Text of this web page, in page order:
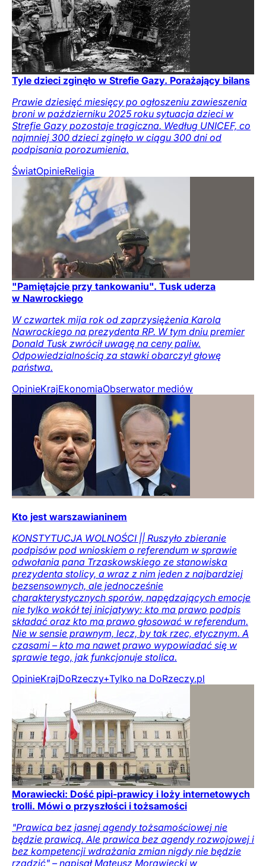
Tyle dzieci zginęło w Strefie Gazy. Porażający bilans
Prawie dziesięć miesięcy po ogłoszeniu zawieszenia
broni w październiku 2025 roku sytuacja dzieci w
Strefie Gazy pozostaje tragiczna. Według UNICEF, co
najmniej 300 dzieci zginęło w ciągu 300 dni od
podpisania porozumienia.
ŚwiatOpinieReligia
"Pamiętajcie przy tankowaniu". Tusk uderza
w Nawrockiego
W czwartek mija rok od zaprzysiężenia Karola
Nawrockiego na prezydenta RP. W tym dniu premier
Donald Tusk zwrócił uwagę na ceny paliw.
Odpowiedzialnością za stawki obarczył głowę
państwa.
OpinieKrajEkonomiaObserwator mediów
Kto jest warszawianinem
KONSTYTUCJA WOLNOŚCI || Ruszyło zbieranie
podpisów pod wnioskiem o referendum w sprawie
odwołania pana Trzaskowskiego ze stanowiska
prezydenta stolicy, a wraz z nim jeden z najbardziej
bezsensownych, ale jednocześnie
charakterystycznych sporów, napędzających emocje
nie tylko wokół tej inicjatywy: kto ma prawo podpis
składać oraz kto ma prawo głosować w referendum.
Nie w sensie prawnym, lecz, by tak rzec, etycznym. A
czasami – kto ma nawet prawo wypowiadać się w
sprawie tego, jak funkcjonuje stolica.
OpinieKrajDoRzeczy+Tylko na DoRzeczy.pl
Morawiecki: Dość pipi-prawicy i loży internetowych
trolli. Mówi o przyszłości i tożsamości
"Prawica bez jasnej agendy tożsamościowej nie
będzie prawicą. Ale prawica bez agendy rozwojowej i
bez kompetencji wdrażania zmian nigdy nie będzie
rządzić" – napisał Mateusz Morawiecki w